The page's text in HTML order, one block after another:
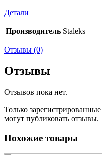
Детали
Производитель Staleks
Отзывы (0)
Отзывы
Отзывов пока нет.
Только
могут публиковать отзывы.
Похожие товары